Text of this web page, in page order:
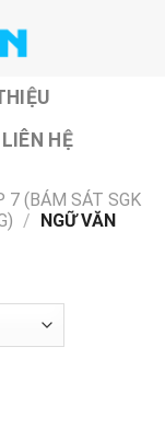
LIÊN HỆ
7 (BÁM SÁT SGK
/ NGỮ VĂN